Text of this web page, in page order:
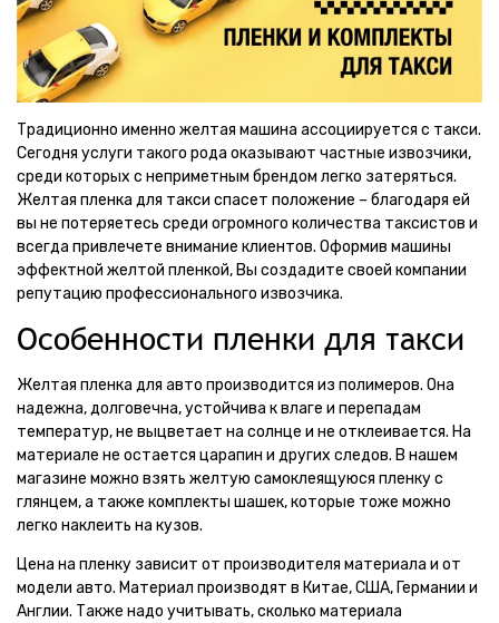
Традиционно именно желтая машина ассоциируется с такси.
Сегодня услуги такого рода оказывают частные извозчики,
среди которых с неприметным брендом легко затеряться.
Желтая пленка для такси спасет положение – благодаря ей
вы не потеряетесь среди огромного количества таксистов и
всегда привлечете внимание клиентов. Оформив машины
эффектной желтой пленкой, Вы создадите своей компании
репутацию профессионального извозчика.
Особенности пленки для такси
Желтая пленка для авто производится из полимеров. Она
надежна, долговечна, устойчива к влаге и перепадам
температур, не выцветает на солнце и не отклеивается. На
материале не остается царапин и других следов. В нашем
магазине можно взять желтую самоклеящуюся пленку с
глянцем, а также комплекты шашек, которые тоже можно
легко наклеить на кузов.
Цена на пленку зависит от производителя материала и от
модели авто. Материал производят в Китае, США, Германии и
Англии. Также надо учитывать, сколько материала